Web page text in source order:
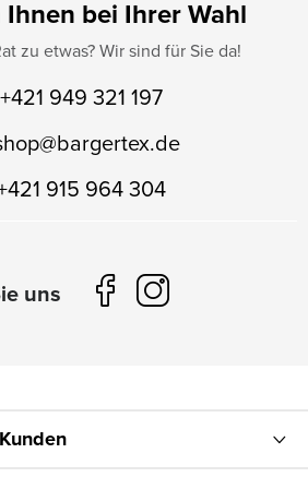
bei Ihrer Wahl
zu etwas? Wir sind für Sie da!
+421 949 321 197
@bargertex.de
915 964 304